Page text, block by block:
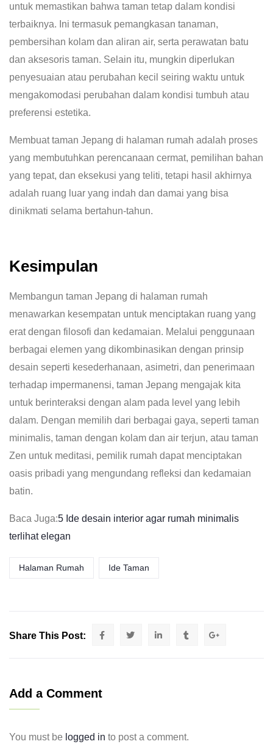
untuk memastikan bahwa taman tetap dalam kondisi
terbaiknya. Ini termasuk pemangkasan tanaman,
pembersihan kolam dan aliran air, serta perawatan batu
dan aksesoris taman. Selain itu, mungkin diperlukan
penyesuaian atau perubahan kecil seiring waktu untuk
mengakomodasi perubahan dalam kondisi tumbuh atau
preferensi estetika.
Membuat taman Jepang di halaman rumah adalah proses
yang membutuhkan perencanaan cermat, pemilihan bahan
yang tepat, dan eksekusi yang teliti, tetapi hasil akhirnya
adalah ruang luar yang indah dan damai yang bisa
dinikmati selama bertahun-tahun.
Kesimpulan
Membangun taman Jepang di halaman rumah
menawarkan kesempatan untuk menciptakan ruang yang
erat dengan filosofi dan kedamaian. Melalui penggunaan
berbagai elemen yang dikombinasikan dengan prinsip
desain seperti kesederhanaan, asimetri, dan penerimaan
terhadap impermanensi, taman Jepang mengajak kita
untuk berinteraksi dengan alam pada level yang lebih
dalam. Dengan memilih dari berbagai gaya, seperti taman
minimalis, taman dengan kolam dan air terjun, atau taman
Zen untuk meditasi, pemilik rumah dapat menciptakan
oasis pribadi yang mengundang refleksi dan kedamaian
batin.
Baca Juga:5 Ide desain interior agar rumah minimalis
terlihat elegan
Halaman Rumah Ide Taman
Share This Post:
Add a Comment
You must be logged in to post a comment.